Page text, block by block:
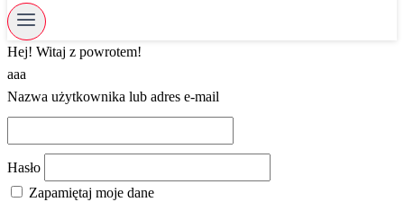
Hej! Witaj z powrotem!
aaa
Nazwa użytkownika lub adres e-mail
Hasło
Zapamiętaj moje dane